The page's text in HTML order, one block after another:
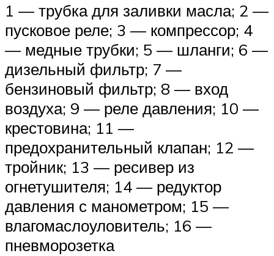
1 — трубка для заливки масла; 2 —
пусковое реле; 3 — компрессор; 4
— медные трубки; 5 — шланги; 6 —
дизельный фильтр; 7 —
бензиновый фильтр; 8 — вход
воздуха; 9 — реле давления; 10 —
крестовина; 11 —
предохранительный клапан; 12 —
тройник; 13 — ресивер из
огнетушителя; 14 — редуктор
давления с манометром; 15 —
влагомаслоуловитель; 16 —
пневморозетка